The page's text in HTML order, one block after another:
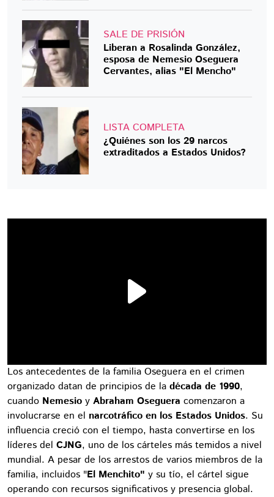
SALE DE PRISIÓN
Liberan a Rosalinda González,
esposa de Nemesio Oseguera
Cervantes, alias "El Mencho"
LISTA COMPLETA
¿Quiénes son los 29 narcos
extraditados a Estados Unidos?
Los antecedentes de la familia Oseguera en el crimen
organizado datan de principios de la década de 1990,
cuando Nemesio y Abraham Oseguera comenzaron a
involucrarse en el narcotráfico en los Estados Unidos. Su
influencia creció con el tiempo, hasta convertirse en los
líderes del CJNG, uno de los cárteles más temidos a nivel
mundial. A pesar de los arrestos de varios miembros de la
familia, incluidos "El Menchito" y su tío, el cártel sigue
operando con recursos significativos y presencia global.